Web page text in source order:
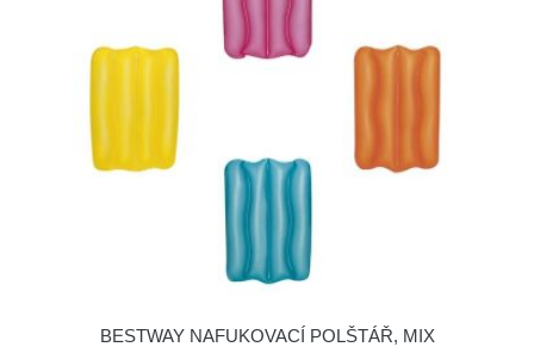
BESTWAY NAFUKOVACÍ POLŠTÁŘ, MIX